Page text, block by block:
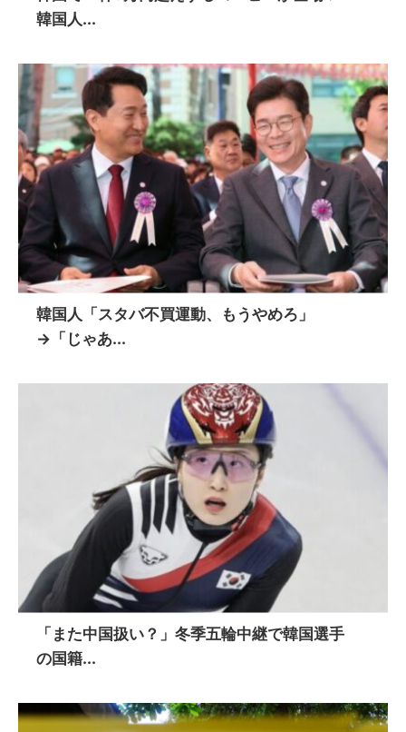
韓国人...
韓国人「スタバ不買運動、もうやめろ」
→「じゃあ...
「また中国扱い？」冬季五輪中継で韓国選手
の国籍...